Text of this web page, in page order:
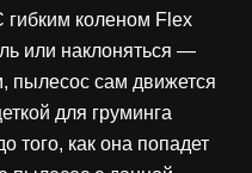
гибким коленом Flex
или наклоняться —
пылесос сам движется
для груминга
того, как она попадет